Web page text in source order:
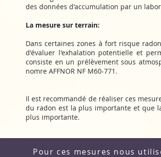
des données d'accumulation par un
La mesure sur terrain:
Dans certaines zones à fort risque
d'évaluer l'exhalation potentielle et
consiste en un prélèvement sous
nomre AFFNOR NF M60-771.
Il est recommandé de réaliser ces
du radon est la plus importante et que
plus importante.
Pour ces mesures nous